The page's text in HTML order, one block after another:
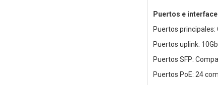
Puertos e
Puertos
Puertos uplink:
Puertos SFP:
Puertos PoE: 24